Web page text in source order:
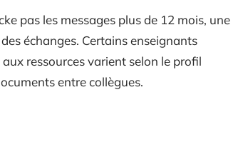
pas les messages plus de 12 mois, une
échanges. Certains enseignants
ressources varient selon le profil
entre collègues.